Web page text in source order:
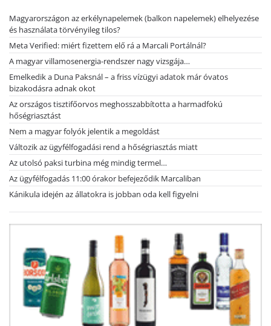
Magyarországon az erkélynapelemek (balkon napelemek) elhelyezése
és használata törvényileg tilos?
Meta Verified: miért fizettem elő rá a Marcali Portálnál?
A magyar villamosenergia-rendszer nagy vizsgája…
Emelkedik a Duna Paksnál – a friss vízügyi adatok már óvatos
bizakodásra adnak okot
Az országos tisztifőorvos meghosszabbította a harmadfokú
hőségriasztást
Nem a magyar folyók jelentik a megoldást
Változik az ügyfélfogadási rend a hőségriasztás miatt
Az utolsó paksi turbina még mindig termel…
Az ügyfélfogadás 11:00 órakor befejeződik Marcaliban
Kánikula idején az állatokra is jobban oda kell figyelni